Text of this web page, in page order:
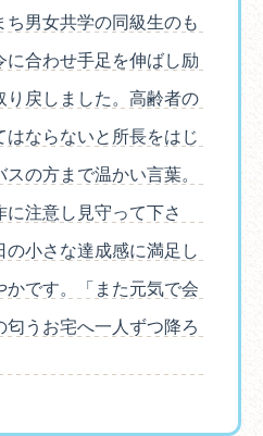
男女共学の同級生のも
に合わせ手足を伸ばし励
り戻しました。高齢者の
ならないと所長をはじ
の方まで温かい言葉。
注意し見守って下さ
の小さな達成感に満足し
かです。「また元気で会
匂うお宅へ一人ずつ降ろ